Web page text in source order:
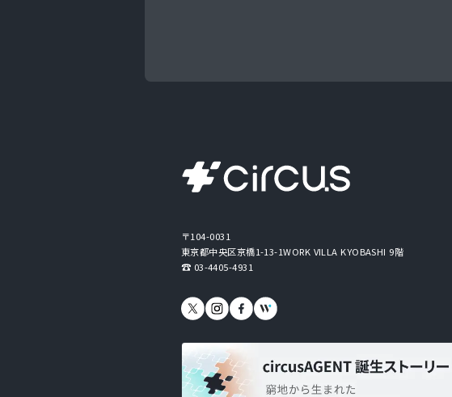
〒104-0031
東京都中央区京橋1-13-1WORK VILLA KYOBASHI 9階
03-4405-4931